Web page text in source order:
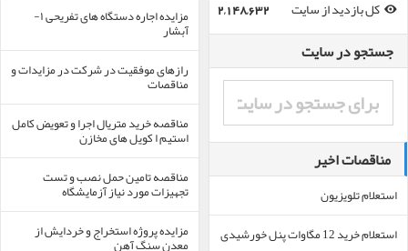
مزایده اجاره دستگاه های تفریحی ۱-
آبشار
رازهای موفقیت در شرکت در مزایدات و
مناقصات
مناقصه خرید متریال اجرا و تعویض کامل
استیم ا کویل های مخازن
مناقصه تامین حمل نصب و تست
تجهیزات مورد نیاز آزمایشگاه
مزایده پروژه استخراج و خردایش از
معدن سنگ آهن
کل بازدید از سایت
2,148,632
جستجو در سایت
مناقصات اخیر
استعلام تلویزیون
استعلام خرید 12 مگاوات پنل خورشیدی